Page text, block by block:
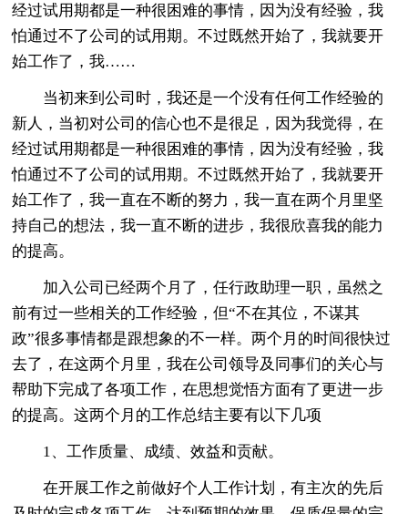
经过试用期都是一种很困难的事情，因为没有经验，我
怕通过不了公司的试用期。不过既然开始了，我就要开
始工作了，我……
当初来到公司时，我还是一个没有任何工作经验的
新人，当初对公司的信心也不是很足，因为我觉得，在
经过试用期都是一种很困难的事情，因为没有经验，我
怕通过不了公司的试用期。不过既然开始了，我就要开
始工作了，我一直在不断的努力，我一直在两个月里坚
持自己的想法，我一直不断的进步，我很欣喜我的能力
的提高。
加入公司已经两个月了，任行政助理一职，虽然之
前有过一些相关的工作经验，但“不在其位，不谋其
政”很多事情都是跟想象的不一样。两个月的时间很快过
去了，在这两个月里，我在公司领导及同事们的关心与
帮助下完成了各项工作，在思想觉悟方面有了更进一步
的提高。这两个月的工作总结主要有以下几项
1、工作质量、成绩、效益和贡献。
在开展工作之前做好个人工作计划，有主次的先后